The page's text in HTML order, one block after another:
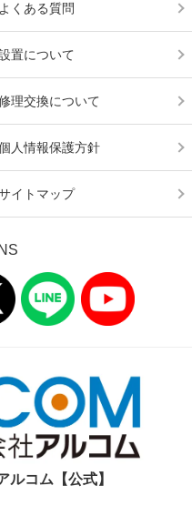
よくある質問
置について
理交換について
人情報保護方針
イトマップ
ルコム【公式】